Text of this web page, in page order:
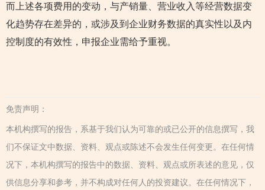
而上述各项费用的变动，与产销量、营业收入等经营数据变
化趋势存在差异的，或涉及到企业财务数据的真实性以及内
控制度的有效性，申报企业需给予重视。
免责声明：
本机构撰写的报告，系基于我们认为可靠的或已公开的信息撰写，我
们不保证文中数据、资料、观点或陈述不会发生任何变更。在任何情
况下，本机构撰写的报告中的数据、资料、观点或所表述的意见，仅
供信息分享和参考，并不构成对任何人的投资建议。在任何情况下，